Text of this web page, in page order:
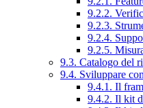
9.2.2.
9.2.3.
9.2.4.
9.2.5.
9.3. Catalogo del
9.4. Sviluppare
9.4.1. Il
9.4.2. Il kit